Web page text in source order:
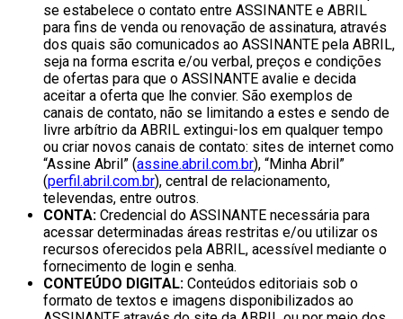
se estabelece o contato entre ASSINANTE e ABRIL
para fins de venda ou renovação de assinatura, através
dos quais são comunicados ao ASSINANTE pela ABRIL,
seja na forma escrita e/ou verbal, preços e condições
de ofertas para que o ASSINANTE avalie e decida
aceitar a oferta que lhe convier. São exemplos de
canais de contato, não se limitando a estes e sendo de
livre arbítrio da ABRIL extingui-los em qualquer tempo
ou criar novos canais de contato: sites de internet como
“Assine Abril” (assine.abril.com.br), “Minha Abril”
(perfil.abril.com.br), central de relacionamento,
televendas, entre outros.
CONTA: Credencial do ASSINANTE necessária para
acessar determinadas áreas restritas e/ou utilizar os
recursos oferecidos pela ABRIL, acessível mediante o
fornecimento de login e senha.
CONTEÚDO DIGITAL: Conteúdos editoriais sob o
formato de textos e imagens disponibilizados ao